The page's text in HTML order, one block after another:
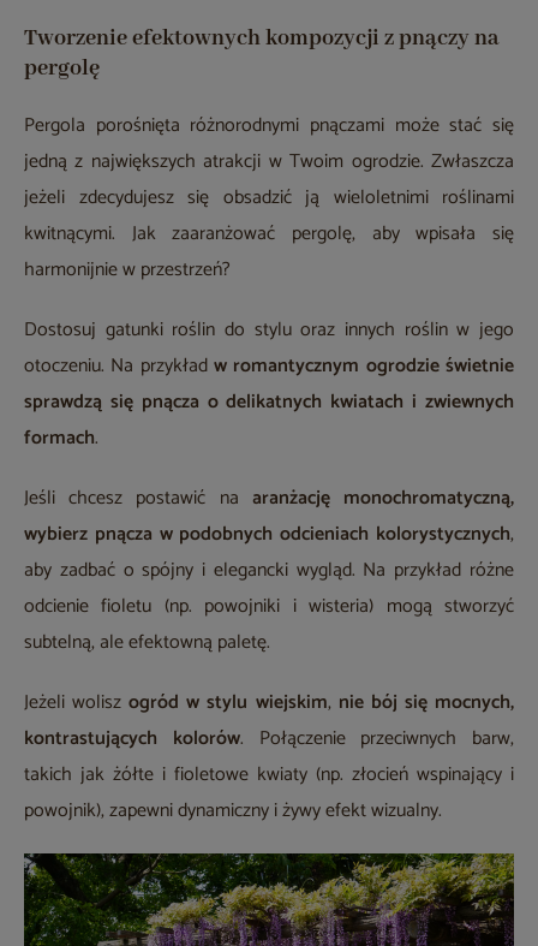
Tworzenie efektownych kompozycji z pnączy na
pergolę
Pergola porośnięta różnorodnymi pnączami może stać się
jedną z największych atrakcji w Twoim ogrodzie. Zwłaszcza
jeżeli zdecydujesz się obsadzić ją wieloletnimi roślinami
kwitnącymi. Jak zaaranżować pergolę, aby wpisała się
harmonijnie w przestrzeń?
Dostosuj gatunki roślin do stylu oraz innych roślin w jego
otoczeniu. Na przykładw romantycznym ogrodzie świetnie
sprawdzą się pnącza o delikatnych kwiatach i zwiewnych
formach.
Jeśli chcesz postawić na aranżację monochromatyczną,
wybierz pnącza w podobnych odcieniach kolorystycznych,
aby zadbać o spójny i elegancki wygląd. Na przykład różne
odcienie fioletu (np. powojniki i wisteria) mogą stworzyć
subtelną, ale efektowną paletę.
Jeżeli wolisz ogród w stylu wiejskim, nie bój się mocnych,
kontrastujących kolorów. Połączenie przeciwnych barw,
takich jak żółte i fioletowe kwiaty (np. złocień wspinający i
powojnik), zapewni dynamiczny i żywy efekt wizualny.